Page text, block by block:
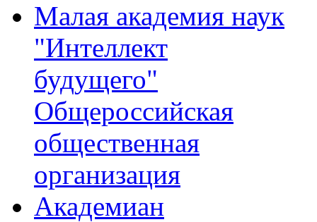
Малая академия наук
"Интеллект
будущего"
Общероссийская
общественная
организация
Академиан